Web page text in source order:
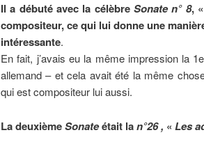
Il a débuté avec la célèbreSonate n° 8, «
compositeur, ce qui lui donne une
intéressante.
En fait, j’avais eu la même impression la
allemand – et cela avait été la même
qui est compositeur lui aussi.
La deuxièmeSonateétait lan°26 , « Les